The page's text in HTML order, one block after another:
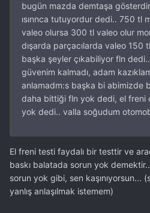
bugün mazda demtaşa
ısınnca tutuyordur dedi.. 750 tl
valeo olursa 300 tl valeo olur
dışarda parçacılarda valeo 150
başka şeyler çıkabiliyor fln
güvenim kalmadı, adam
anlamadm:s başka bi abimizde
daha bittiği fln yok dedi, el freni
yok dedi.. valla soğudum
El freni testi faydalı bir testtir ve
baskı balatada sorun yok
sorun yok gibi, sen kaşınıyorsun...
yanlış anlaşılmak istemem)